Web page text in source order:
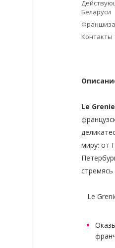
Беларуси
Контакты
Le
миру: от
Le